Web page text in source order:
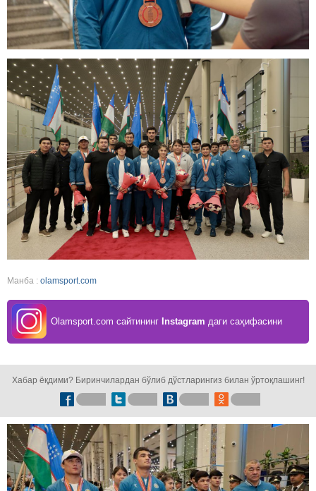
Манба : olamsport.com
Olamsport.com сайтининг Instagram даги саҳифасини
Хабар ёқдими? Биринчилардан бўлиб дўстларингиз билан ўртоқлашинг!